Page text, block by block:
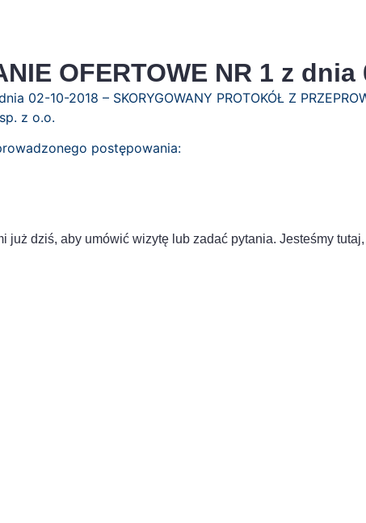
OFERTOWE NR 1 z dnia
02-10-2018 – SKORYGOWANY PROTOKÓŁ Z
z o.o.
postępowania:
już dziś, aby umówić wizytę lub zadać pytania. Jesteśmy